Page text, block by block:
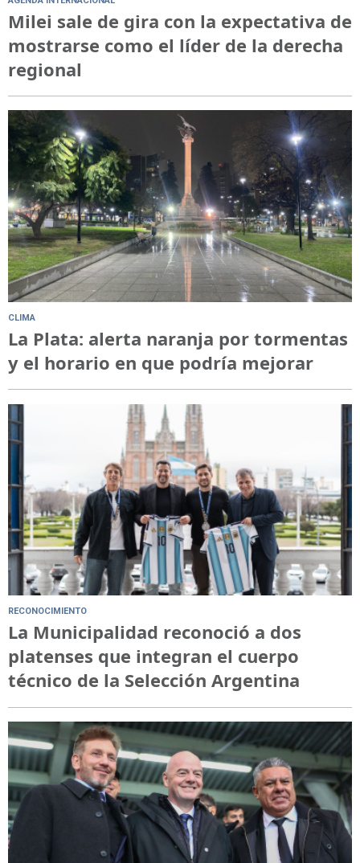
Milei sale de gira con la expectativa de
mostrarse como el líder de la derecha
regional
CLIMA
La Plata: alerta naranja por tormentas
y el horario en que podría mejorar
RECONOCIMIENTO
La Municipalidad reconoció a dos
platenses que integran el cuerpo
técnico de la Selección Argentina